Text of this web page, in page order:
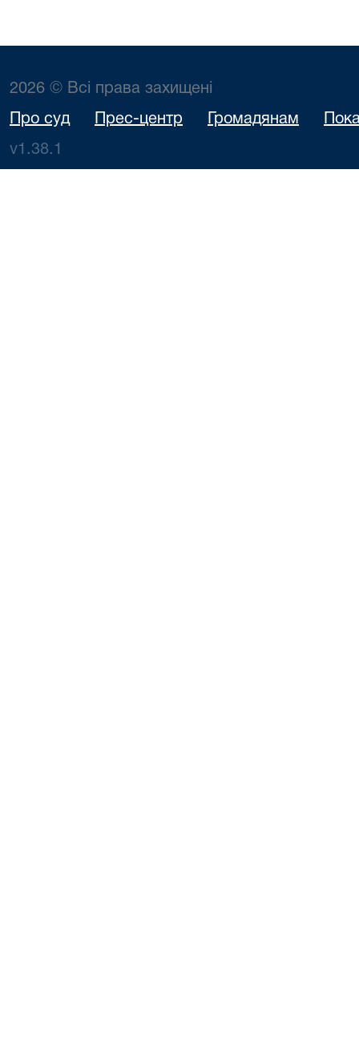
2026 © Всі права захищені
Про суд Прес-центр Громадянам
v1.38.1